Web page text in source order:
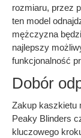
rozmiaru, przez
ten model
mężczyzna
najlepszy
funkcjonalność
Dobór
Zakup kaszkietu
Peaky Blinders
kluczowego